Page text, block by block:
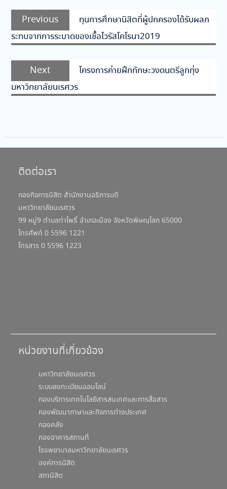
แนะแนว
เรื่อง
Previous
Previous
post:
ทุนการศึกษานิสิตที่ผู้ปกครองได้รับผลก
ระทบจากการระบาดของเชื้อไวรัสโคโรนา2019
Next
Next
post:
โครงการค่ายฝึกทักษะวงดนตรีลูกทุ่ง
มหาวิทยาลัยนเรศวร
ติดต่อเรา
กองกิจการนิสิต สำนักงานอธิการบดี
มหาวิทยาลัยนเรศวร
99 หมู่9 ตำบลท่าโพธิ์ อำเภอเมือง จังหวัดพิษณุโลก 65000
โทรศัพท์ 0 5596 1221
โทรสาร 0 5596 1223
หน่วยงานที่เกี่ยวข้อง
มหาวิทยาลัยนเรศวร
ระบบลงทะเบียนออนไลน์
กองบริการเทคโนโลยีสารสนเทศและการสื่อสาร
กองพัฒนาภาษาและกิจการต่างประเทศ
กองคลัง
กองอาคารสถานที่
โรงพยาบาลมหาวิทยาลัยนเรศวร
องค์การนิสิต
สภานิสิต